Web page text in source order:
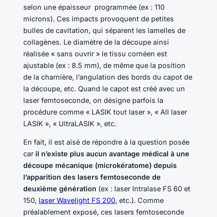
selon une épaisseur programmée (ex : 110
microns). Ces impacts provoquent de petites
bulles de cavitation, qui séparent les lamelles de
collagènes. Le diamètre de la découpe ainsi
réalisée « sans ouvrir » le tissu cornéen est
ajustable (ex : 8.5 mm), de même que la position
de la charnière, l’angulation des bords du capot de
la découpe, etc. Quand le capot est créé avec un
laser femtoseconde, on désigne parfois la
procédure comme « LASIK tout laser », « All laser
LASIK », « UltraLASIK », etc.
En fait, il est aisé de répondre à la question posée
car il n’existe plus aucun avantage médical à une
découpe mécanique (microkératome) depuis
l’apparition des lasers femtoseconde de
deuxième génération (ex : laser Intralase FS 60 et
150, laser Wavelight FS 200, etc.). Comme
préalablement exposé, ces lasers femtoseconde